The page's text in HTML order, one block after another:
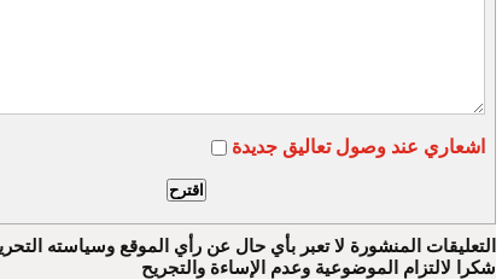
اشعاري عند وصول تعاليق جديدة
التعليقات المنشورة لا تعبر بأي حال عن رأي الموقع وسياسته
شكرا لالتزام الموضوعية وعدم الإساءة والتجريح